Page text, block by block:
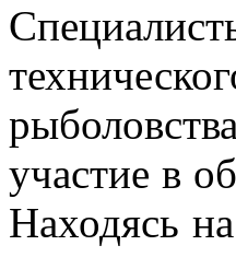
участие в
Находясь